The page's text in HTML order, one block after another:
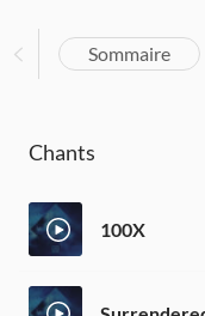
Sommaire
Chants
100X